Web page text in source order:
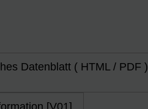
Datenblatt ( HTML / PDF )